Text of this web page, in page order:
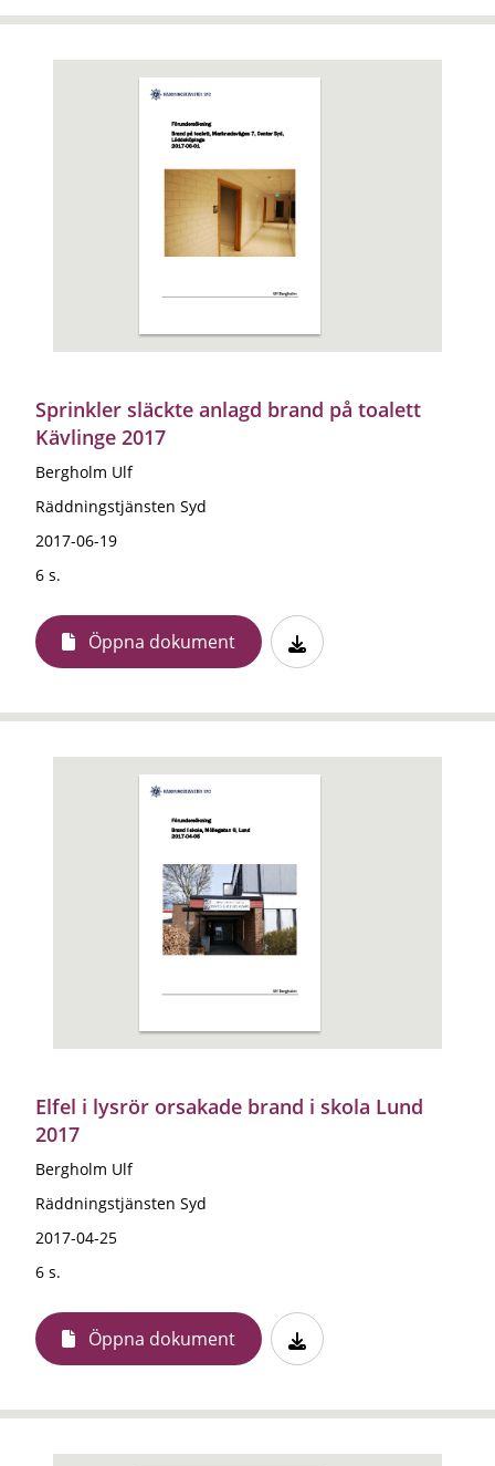
Sprinkler släckte anlagd brand på toalett
Kävlinge 2017
Bergholm Ulf
Räddningstjänsten Syd
2017-06-19
6 s.
Öppna dokument
Elfel i lysrör orsakade brand i skola Lund
2017
Bergholm Ulf
Räddningstjänsten Syd
2017-04-25
6 s.
Öppna dokument